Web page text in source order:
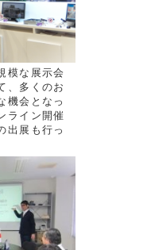
模な展示会
、多くのお
機会となっ
ライン開催
出展も行っ